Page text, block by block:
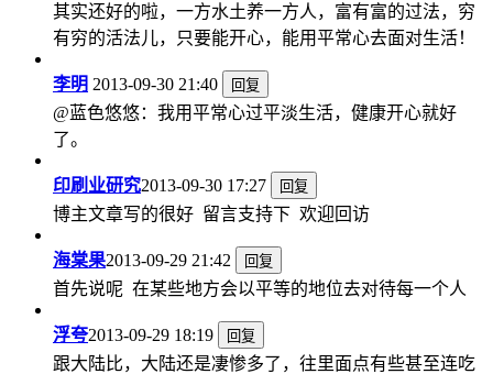
其实还好的啦，一方水土养一方人，富有富的过法，穷
有穷的活法儿，只要能开心，能用平常心去面对生活！
李明 2013-09-30 21:40 回复
@蓝色悠悠：我用平常心过平淡生活，健康开心就好
了。
印刷业研究2013-09-30 17:27 回复
博主文章写的很好 留言支持下 欢迎回访
海棠果2013-09-29 21:42 回复
首先说呢 在某些地方会以平等的地位去对待每一个人
浮夸2013-09-29 18:19 回复
跟大陆比，大陆还是凄惨多了，往里面点有些甚至连吃